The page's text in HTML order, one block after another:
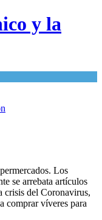
y la
Los
se arrebata artículos
crisis del Coronavirus,
comprar víveres para